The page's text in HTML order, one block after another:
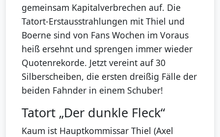
gemeinsam Kapitalverbrechen auf. Die
Tatort-Erstausstrahlungen mit Thiel und
Boerne sind von Fans Wochen im Voraus
heiß ersehnt und sprengen immer wieder
Quotenrekorde. Jetzt vereint auf 30
Silberscheiben, die ersten dreißig Fälle der
beiden Fahnder in einem Schuber!
Tatort „Der dunkle Fleck“
Kaum ist Hauptkommissar Thiel (Axel